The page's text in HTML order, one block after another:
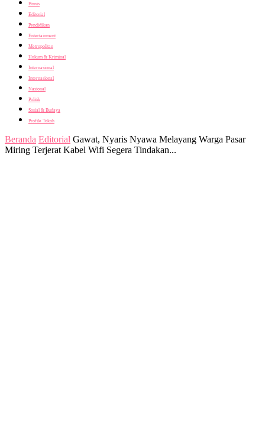
Bisnis
Editorial
Pendidikan
Entertainment
Metropolitan
Hukum & Kriminal
Internasional
Internasional
Nasional
Politik
Sosial & Budaya
Profile Tokoh
Beranda Editorial Gawat, Nyaris Nyawa Melayang Warga Pasar
Miring Terjerat Kabel Wifi Segera Tindakan...